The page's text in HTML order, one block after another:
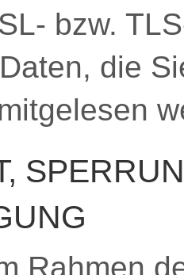
bzw.
die
Rahmen